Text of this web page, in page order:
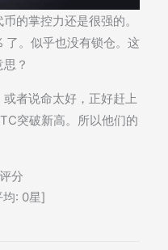
的掌控力还是很强的。
了。似乎也没有锁仓。这
？
者说命太好，正好赶上
突破新高。所以他们的
分
: 0星]